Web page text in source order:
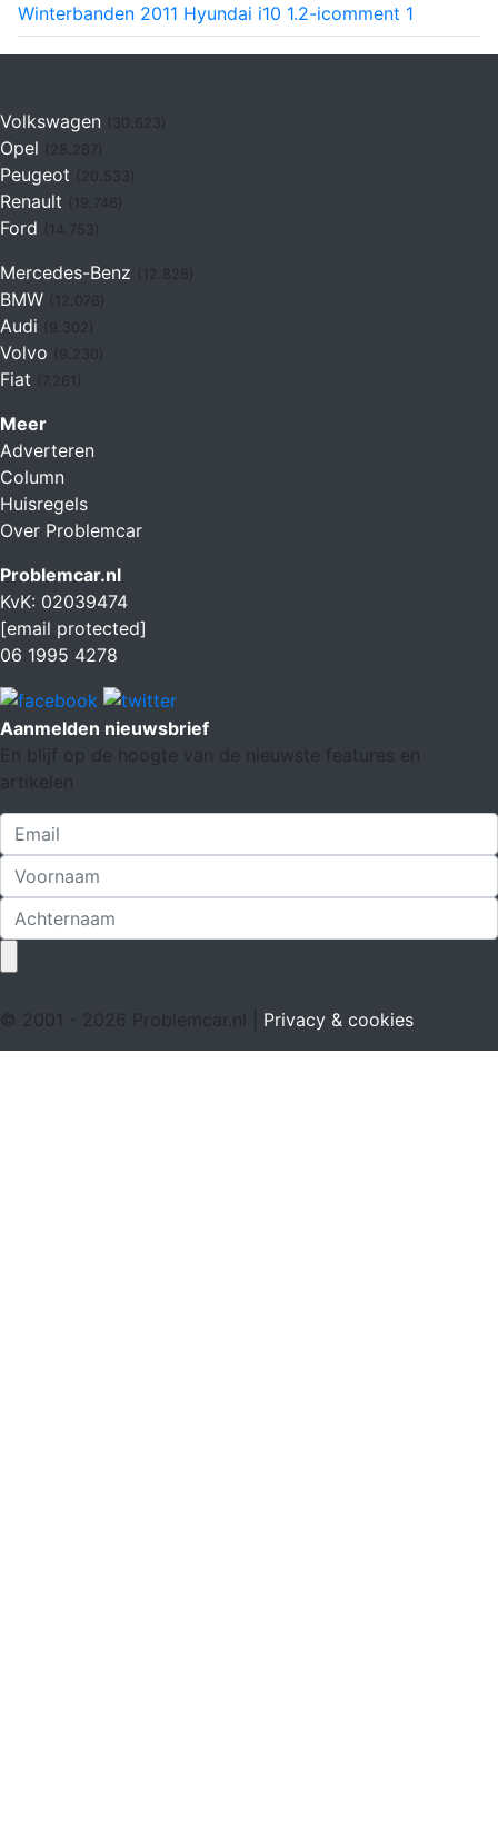
Winterbanden 2011 Hyundai i10 1.2-icomment 1
Volkswagen (30.623)
Opel
Peugeot
Renault (19.746)
Ford (14.753)
Mercedes-Benz
BMW (12.076)
Audi
Volvo
Fiat (7.261)
Meer
Adverteren
Column
Huisregels
Over Problemcar
Problemcar.nl
KvK: 02039474
[email protected]
06 1995 4278
Aanmelden nieuwsbrief
En blijf op de hoogte van de nieuwste features en
artikelen
© 2001 - 2026 Problemcar.nl | Privacy & cookies